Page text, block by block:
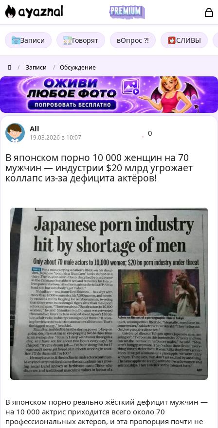
Записи Говорят вОпрос ?! СЛИВЫ
/ Записи / Обсуждение
All
19.03.2026 в 10:07 0
В японском порно 10 000 женщин на 70
мужчин — индустрии $20 млрд угрожает
коллапс из-за дефицита актёров!
В японском порно реально жёсткий дефицит мужчин —
на 10 000 актрис приходится всего около 70
профессиональных актёров, и эта пропорция почти не